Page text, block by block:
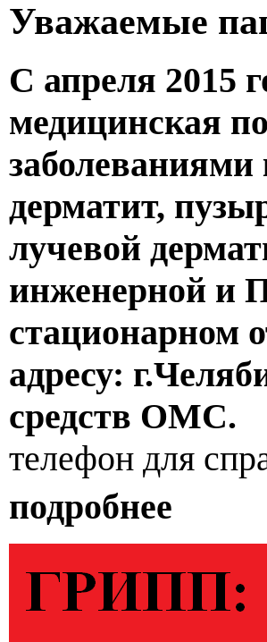
Уважаемые
С апреля 2015
медицинская
дерматит,
лучевой
инженерной и
стационарном
адресу:
средств ОМС.
телефон для
подробнее